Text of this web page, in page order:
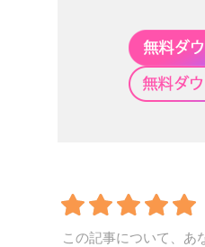
この記事について、あ